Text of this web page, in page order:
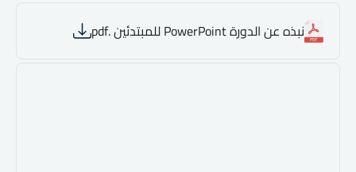
نبذه عن الدورة PowerPoint للمبتدئين .pdf